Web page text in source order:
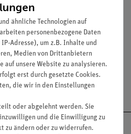
mm, 250 mm, 500 mm, 750
mm und 2000 mm
ab 300,- €
ähnliche Technologien auf
personenbezogene Daten
Adresse), um z.B. Inhalte und
Medien von Drittanbietern
auf unsere Website zu analysieren.
erst durch gesetzte Cookies.
die wir in den Einstellungen
oder abgelehnt werden. Sie
und die Einwilligung zu
zu ändern oder zu widerrufen.